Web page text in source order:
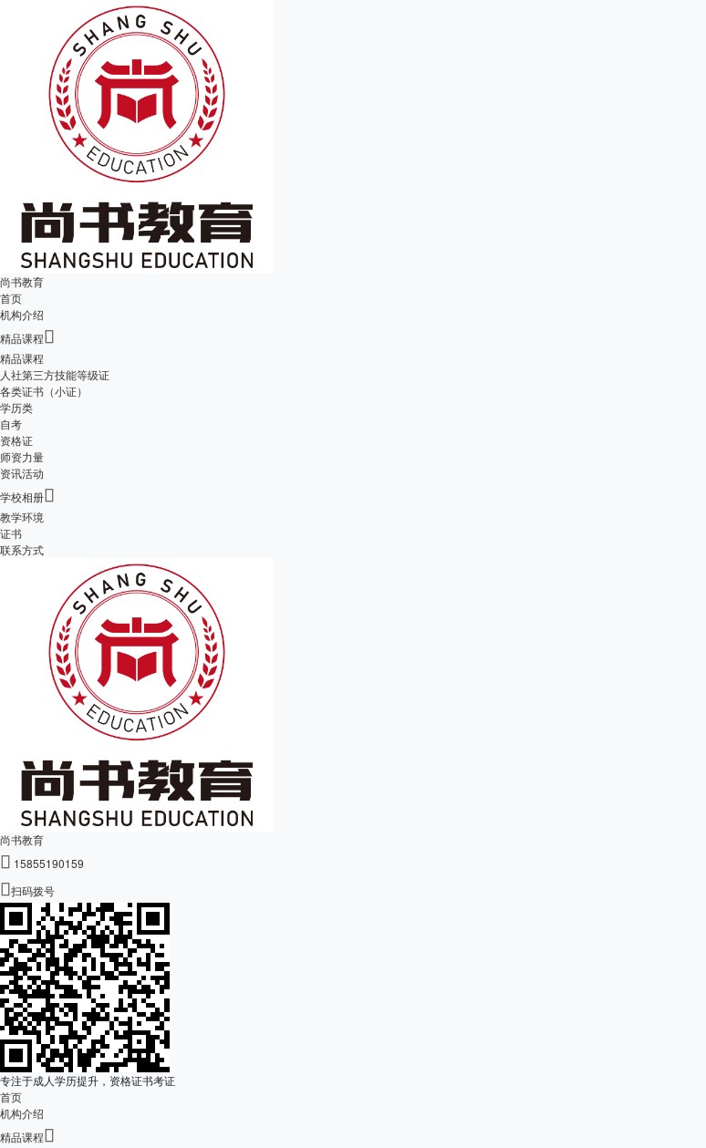
尚书教育
首页
机构介绍
精品课程
精品课程
人社第三方技能等级证
各类证书（小证）
学历类
自考
资格证
师资力量
资讯活动
学校相册
教学环境
证书
联系方式
尚书教育
 15855190159
扫码拨号
专注于成人学历提升，资格证书考证
首页
机构介绍
精品课程